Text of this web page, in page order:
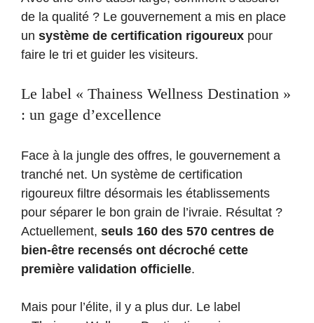
de la qualité ? Le gouvernement a mis en place
un système de certification rigoureux pour
faire le tri et guider les visiteurs.
Le label « Thainess Wellness Destination »
: un gage d’excellence
Face à la jungle des offres, le gouvernement a
tranché net. Un système de certification
rigoureux filtre désormais les établissements
pour séparer le bon grain de l’ivraie. Résultat ?
Actuellement, seuls 160 des 570 centres de
bien-être recensés ont décroché cette
première validation officielle.
Mais pour l’élite, il y a plus dur. Le label